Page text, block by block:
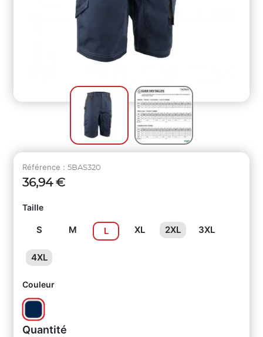
Référence : 5BAS320
36,94 €
Taille
S M L XL 2XL 3XL
4XL
Couleur
Quantité